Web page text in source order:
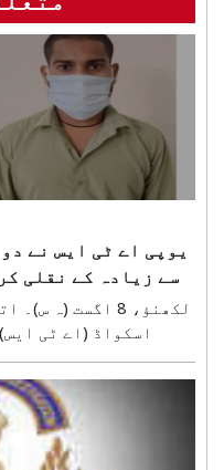
یوپی اے ٹی ایس نے
سے زیادہ کے نقلی
لکھنؤ، 8 اگست
اسکواڈ (اے ٹی